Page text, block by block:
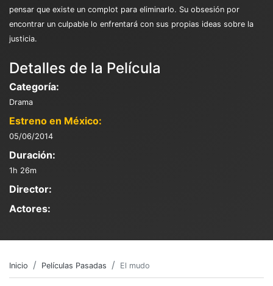
pensar que existe un complot para eliminarlo. Su obsesión por
encontrar un culpable lo enfrentará con sus propias ideas sobre la
justicia.
Detalles de la Película
Categoría:
Drama
Estreno en México:
05/06/2014
Duración:
1h 26m
Director:
Actores:
Inicio Películas Pasadas El mudo